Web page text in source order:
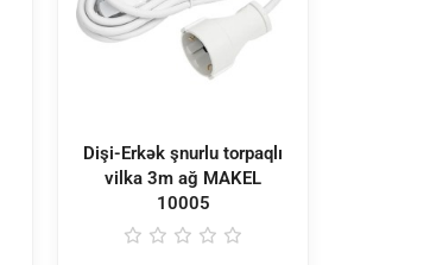
Dişi-Erkək şnurlu torpaqlı
vilka 3m ağ MAKEL
10005